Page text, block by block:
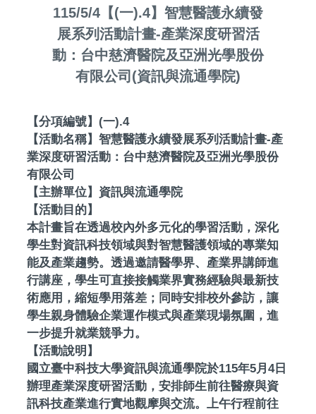
115/5/4【(一).4】智慧醫護永續發
展系列活動計畫-產業深度研習活
動：台中慈濟醫院及亞洲光學股份
有限公司(資訊與流通學院)
【分項編號】(一).4
【活動名稱】智慧醫護永續發展系列活動計畫-產
業深度研習活動：台中慈濟醫院及亞洲光學股份
有限公司
【主辦單位】資訊與流通學院
【活動目的】
本計畫旨在透過校內外多元化的學習活動，深化
學生對資訊科技領域與對智慧醫護領域的專業知
能及產業趨勢。透過邀請醫學界、產業界講師進
行講座，學生可直接接觸業界實務經驗與最新技
術應用，縮短學用落差；同時安排校外參訪，讓
學生親身體驗企業運作模式與產業現場氛圍，進
一步提升就業競爭力。
【活動說明】
國立臺中科技大學資訊與流通學院於115年5月4日
辦理產業深度研習活動，安排師生前往醫療與資
訊科技產業進行實地觀摩與交流。上午行程前往